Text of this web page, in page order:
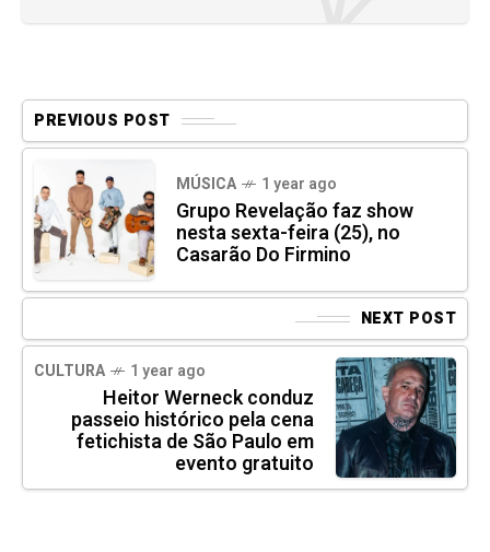
PREVIOUS POST
MÚSICA 1 year ago
Grupo Revelação faz show
nesta sexta-feira (25), no
Casarão Do Firmino
NEXT POST
CULTURA 1 year ago
Heitor Werneck conduz
passeio histórico pela cena
fetichista de São Paulo em
evento gratuito